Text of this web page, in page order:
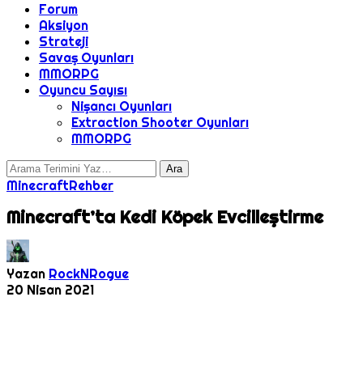
Forum
Aksiyon
Strateji
Savaş Oyunları
MMORPG
Oyuncu Sayısı
Nişancı Oyunları
Extraction Shooter Oyunları
MMORPG
MinecraftRehber
Minecraft’ta Kedi Köpek Evcilleştirme
Yazan RockNRogue
20 Nisan 2021